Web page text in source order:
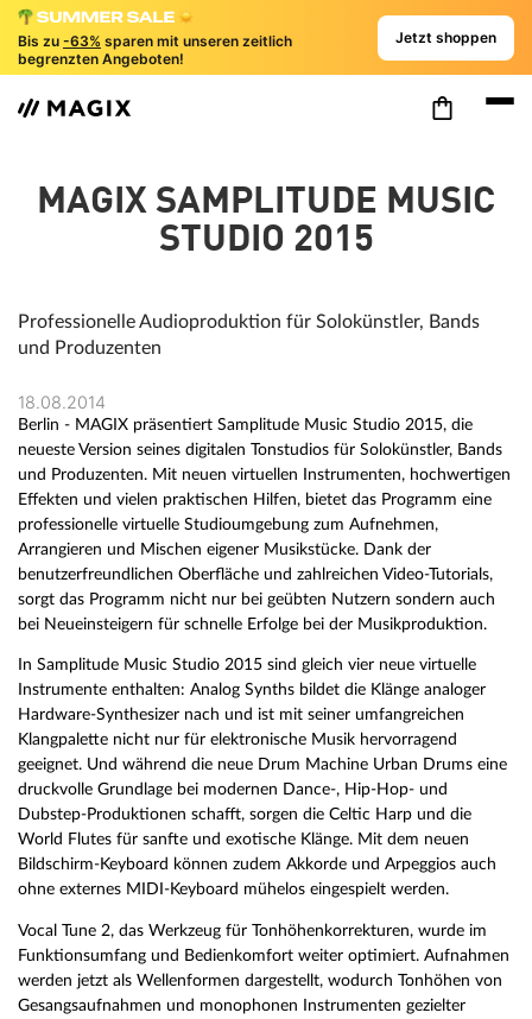
Bis zu -63% sparen mit unseren zeitlich
begrenzten Angeboten!
Jetzt shoppen
MAGIX SAMPLITUDE MUSIC
STUDIO 2015
Professionelle Audioproduktion für Solokünstler, Bands
und Produzenten
18.08.2014
Berlin - MAGIX präsentiert Samplitude Music Studio 2015, die
neueste Version seines digitalen Tonstudios für Solokünstler, Bands
und Produzenten. Mit neuen virtuellen Instrumenten, hochwertigen
Effekten und vielen praktischen Hilfen, bietet das Programm eine
professionelle virtuelle Studioumgebung zum Aufnehmen,
Arrangieren und Mischen eigener Musikstücke. Dank der
benutzerfreundlichen Oberfläche und zahlreichen Video-Tutorials,
sorgt das Programm nicht nur bei geübten Nutzern sondern auch
bei Neueinsteigern für schnelle Erfolge bei der Musikproduktion.
In Samplitude Music Studio 2015 sind gleich vier neue virtuelle
Instrumente enthalten: Analog Synths bildet die Klänge analoger
Hardware-Synthesizer nach und ist mit seiner umfangreichen
Klangpalette nicht nur für elektronische Musik hervorragend
geeignet. Und während die neue Drum Machine Urban Drums eine
druckvolle Grundlage bei modernen Dance-, Hip-Hop- und
Dubstep-Produktionen schafft, sorgen die Celtic Harp und die
World Flutes für sanfte und exotische Klänge. Mit dem neuen
Bildschirm-Keyboard können zudem Akkorde und Arpeggios auch
ohne externes MIDI-Keyboard mühelos eingespielt werden.
Vocal Tune 2, das Werkzeug für Tonhöhenkorrekturen, wurde im
Funktionsumfang und Bedienkomfort weiter optimiert. Aufnahmen
werden jetzt als Wellenformen dargestellt, wodurch Tonhöhen von
Gesangsaufnahmen und monophonen Instrumenten gezielter